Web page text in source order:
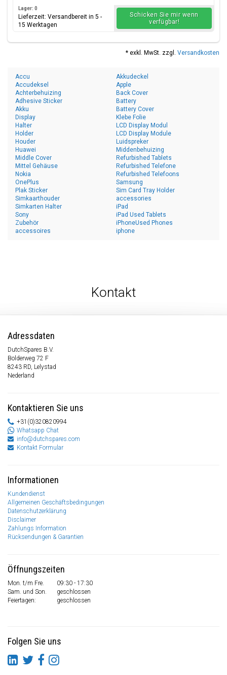
Lager: 0
Lieferzeit: Versandbereit in 5 -
15 Werktagen
Schicken Sie mir wenn
verfügbar!
* exkl. MwSt. zzgl. Versandkosten
Accu
Accudeksel
Achterbehuizing
Adhesive Sticker
Akku
Akkudeckel
Apple
Back Cover
Battery
Battery Cover
Display
Halter
Holder
Houder
Huawei
Klebe Folie
LCD Display Modul
LCD Display Module
Luidspreker
Middenbehuizing
Middle Cover
Mittel Gehäuse
Nokia
OnePlus
Plak Sticker
Refurbished Tablets
Refurbished Telefone
Refurbished Telefoons
Samsung
Sim Card Tray Holder
Simkaarthouder
Simkarten Halter
Sony
Zubehör
accessoires
accessories
iPad
iPad Used Tablets
iPhoneUsed Phones
iphone
Kontakt
Adressdaten
DutchSpares B.V.
Bolderweg 72 F
8243 RD, Lelystad
Nederland
Kontaktieren Sie uns
+31(0)320820994
Whatsapp Chat
info@dutchspares.com
Kontakt Formular
Informationen
Kundendienst
Allgemeinen Geschäftsbedingungen
Datenschutzerklärung
Disclaimer
Zahlungs Information
Rücksendungen & Garantien
Öffnungszeiten
Mon. t/m Fre.
09:30 - 17:30
Sam. und Son.
geschlossen
Feiertagen:
geschlossen
Folgen Sie uns